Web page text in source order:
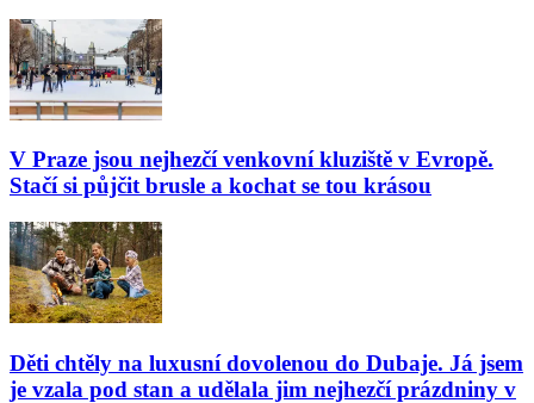
V Praze jsou nejhezčí venkovní kluziště v Evropě.
Stačí si půjčit brusle a kochat se tou krásou
Děti chtěly na luxusní dovolenou do Dubaje. Já jsem
je vzala pod stan a udělala jim nejhezčí prázdniny v